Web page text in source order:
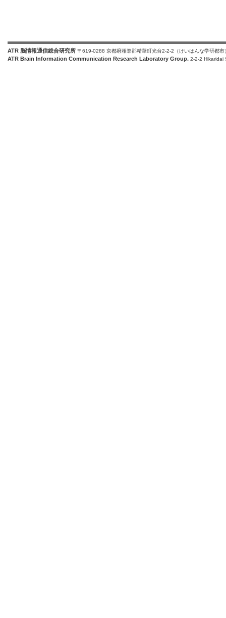
ATR 脳情報通信総合研究所 〒619-0288 京都府相楽郡精華町光台2-2-2（けいはんな学研都市
ATR Brain Information Communication Research Laboratory Group. 2-2-2 Hikaridai